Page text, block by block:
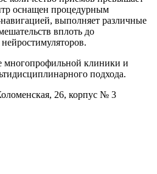
оснащен процедурным
выполняет различные
вплоть до
многопрофильной клиники и
подхода.
26, корпус № 3